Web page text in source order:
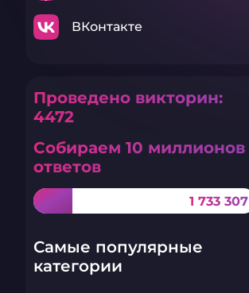
ВКонтакте
Проведено викторин:
4472
Собираем 10 миллионов
ответов
1 733 307
Самые популярные
категории